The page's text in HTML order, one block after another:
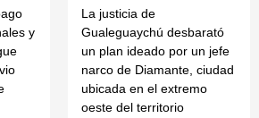
y
La justicia de
Gualeguaychú desbarató
un plan ideado por un jefe
narco de Diamante, ciudad
ubicada en el extremo
oeste del territorio